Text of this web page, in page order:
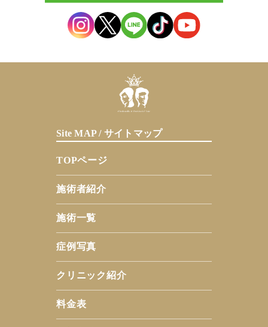
Site MAP / サイトマップ
TOPページ
施術者紹介
施術一覧
症例写真
クリニック紹介
料金表